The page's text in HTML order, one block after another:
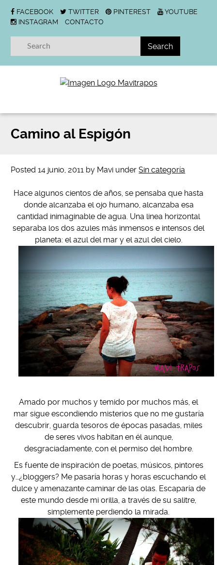
FACEBOOK TWITTER PINTEREST
YOUTUBE
INSTAGRAM
CONTACTO
Camino al Espigón
Posted14 junio, 2011 by Mavi underSin categoría
Hace algunos cientos de años, se pensaba que hasta
donde alcanzaba el ojo humano, alcanzaba esa
cantidad inimaginable de agua. Una linea horizontal
separaba los dos azules más inmensos e intensos del
planeta: el azul del mar y el azul del cielo.
Amado por muchos y temido por muchos más, el
mar sigue escondiendo misterios que no me gustaría
descubrir, guarda tesoros de épocas pasadas, miles
de seres vivos habitan en él aunque,
desgraciadamente, con el permiso del hombre.
Es fuente de inspiración de poetas, músicos, pintores
y…¿bloggers? Me pasaría horas y horas escuchando el
dulce y amenazante caminar de las olas. Escaparía de
este mundo desde mi orilla, a través de su salitre,
simplemente perdiendo la mirada.